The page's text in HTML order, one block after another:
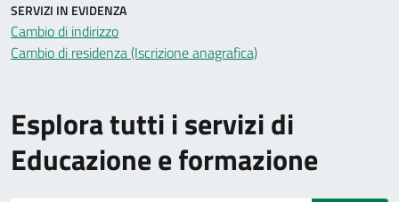
Esplora tutti i servizi di
Educazione e formazione
SERVIZI IN EVIDENZA
Cambio di indirizzo
Cambio di residenza (Iscrizione anagrafica)